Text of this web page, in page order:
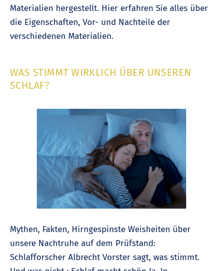
Materialien hergestellt. Hier erfahren Sie alles über
die Eigenschaften, Vor- und Nachteile der
verschiedenen Materialien.
WAS STIMMT WIRKLICH ÜBER UNSEREN
SCHLAF?
Mythen, Fakten, Hirngespinste Weisheiten über
unsere Nachtruhe auf dem Prüfstand:
Schlafforscher Albrecht Vorster sagt, was stimmt.